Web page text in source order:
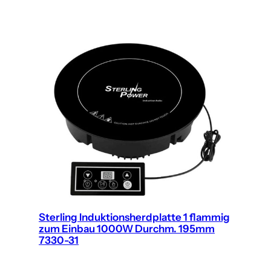
Sterling Induktionsherdplatte 1 flammig
zum Einbau 1000W Durchm. 195mm
7330-31